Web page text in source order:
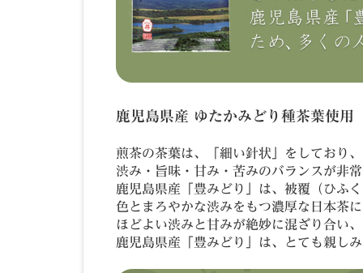
鹿児島県産 ゆたかみどり種茶葉使用
煎茶の茶葉は、「細い針状」をしており
渋み・旨味・甘み・苦みのバランスが非
鹿児島県産「豊みどり」は、被覆（ひふ
色とまろやかな渋みをもつ濃厚な日本茶
ほどよい渋みと甘みが絶妙に混ざり合い
鹿児島県産「豊みどり」は、とても親し